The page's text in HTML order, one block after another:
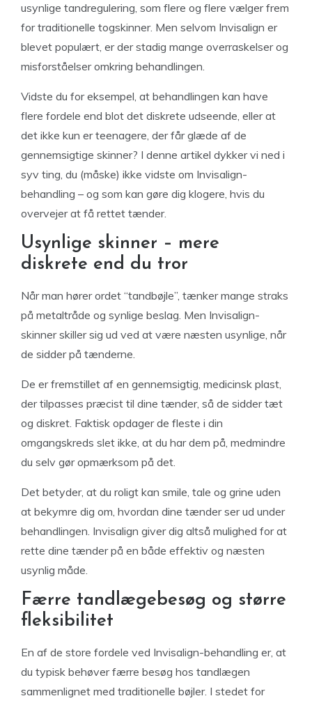
usynlige tandregulering, som flere og flere vælger frem
for traditionelle togskinner. Men selvom Invisalign er
blevet populært, er der stadig mange overraskelser og
misforståelser omkring behandlingen.
Vidste du for eksempel, at behandlingen kan have
flere fordele end blot det diskrete udseende, eller at
det ikke kun er teenagere, der får glæde af de
gennemsigtige skinner? I denne artikel dykker vi ned i
syv ting, du (måske) ikke vidste om Invisalign-
behandling – og som kan gøre dig klogere, hvis du
overvejer at få rettet tænder.
Usynlige skinner – mere
diskrete end du tror
Når man hører ordet “tandbøjle”, tænker mange straks
på metaltråde og synlige beslag. Men Invisalign-
skinner skiller sig ud ved at være næsten usynlige, når
de sidder på tænderne.
De er fremstillet af en gennemsigtig, medicinsk plast,
der tilpasses præcist til dine tænder, så de sidder tæt
og diskret. Faktisk opdager de fleste i din
omgangskreds slet ikke, at du har dem på, medmindre
du selv gør opmærksom på det.
Det betyder, at du roligt kan smile, tale og grine uden
at bekymre dig om, hvordan dine tænder ser ud under
behandlingen. Invisalign giver dig altså mulighed for at
rette dine tænder på en både effektiv og næsten
usynlig måde.
Færre tandlægebesøg og større
fleksibilitet
En af de store fordele ved Invisalign-behandling er, at
du typisk behøver færre besøg hos tandlægen
sammenlignet med traditionelle bøjler. I stedet for